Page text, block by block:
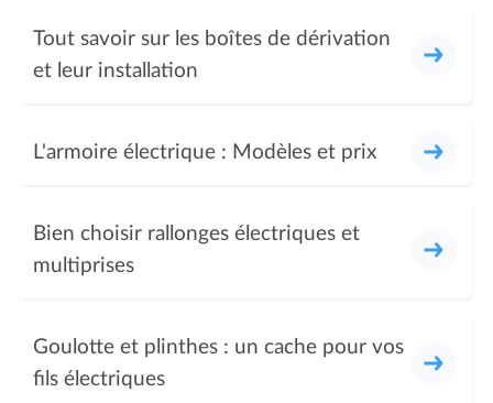
Tout savoir sur les boîtes de dérivation
et leur installation
L'armoire électrique : Modèles et prix
Bien choisir rallonges électriques et
multiprises
Goulotte et plinthes : un cache pour vos
fils électriques